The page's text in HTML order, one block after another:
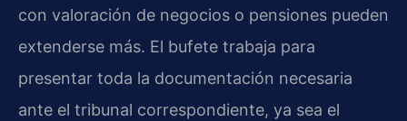
con valoración de negocios o pensiones pueden
extenderse más. El bufete trabaja para
presentar toda la documentación necesaria
ante el tribunal correspondiente, ya sea el